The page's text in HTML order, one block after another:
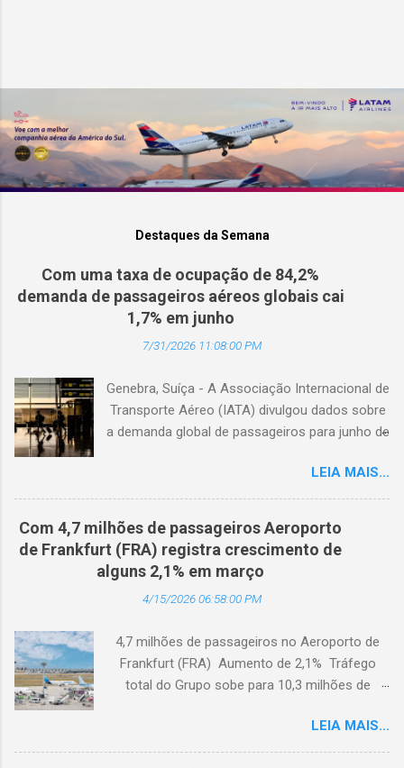
Destaques da Semana
Com uma taxa de ocupação de 84,2%
demanda de passageiros aéreos globais cai
1,7% em junho
7/31/2026 11:08:00 PM
Genebra, Suíça - A Associação Internacional de
Transporte Aéreo (IATA) divulgou dados sobre
a demanda global de passageiros para junho de
passageiros-quilômetro pagos (RPK), caiu 1,7%
em comparação com junho de 2025. Excluindo
o Oriente Médio, a demanda diminuiu 0,6%. A
capacidade total, medida em assentos-
quilômetro disponíveis (ASK), diminuiu 1,3% em
relação ao ano anterior. A taxa de ocupação foi
de 84,2% (-0,4 ponto percentual em
internacional caiu 0,9% em comparação com
junho de 2025. Excluindo o Oriente Médio, a
demanda cresceu 1,1%. A capacidade diminuiu
ocupação foi de 84,2% (-0,2 ponto percentual
em comparação com junho de 2025). A
LEIA MAIS...
Com 4,7 milhões de passageiros Aeroporto
de Frankfurt (FRA) registra crescimento de
alguns 2,1% em março
4/15/2026 06:58:00 PM
4,7 milhões de passageiros no Aeroporto de
Frankfurt (FRA) Aumento de 2,1% Tráfego
total do Grupo sobe para 10,3 milhões de
4,7 milhões de passageiros utilizaram o
Aeroporto de Frankfurt (FRA) em março de
LEIA MAIS...